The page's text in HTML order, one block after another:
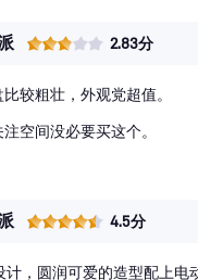
是内饰看着有点廉价，
2.83分
较粗壮，外观党超值。
空间没必要买这个。
4.5分
，圆润可爱的造型配上